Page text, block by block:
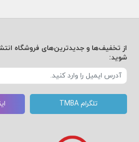
از تخفیف‌ها و جدیدترین‌های فروشگاه
شوید:
تلگرام TMBA